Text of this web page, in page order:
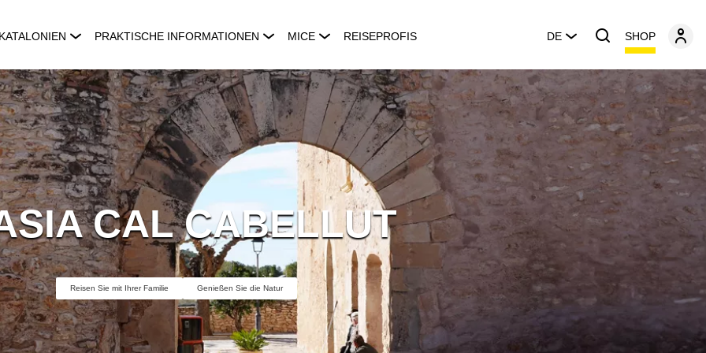
PRAKTISCHE INFORMATIONEN MICE REISEPROFIS DE SHOP
CAL CABELLUT
Reisen Sie mit Ihrer Familie Genießen Sie die Natur